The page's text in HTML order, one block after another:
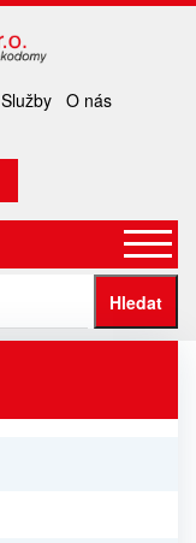
Služby O nás